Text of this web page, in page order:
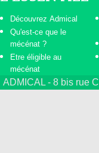
Découvrez Admical
Qu'est-ce que le
mécénat ?
Etre éligible au
mécénat
ADMICAL - 8 bis rue